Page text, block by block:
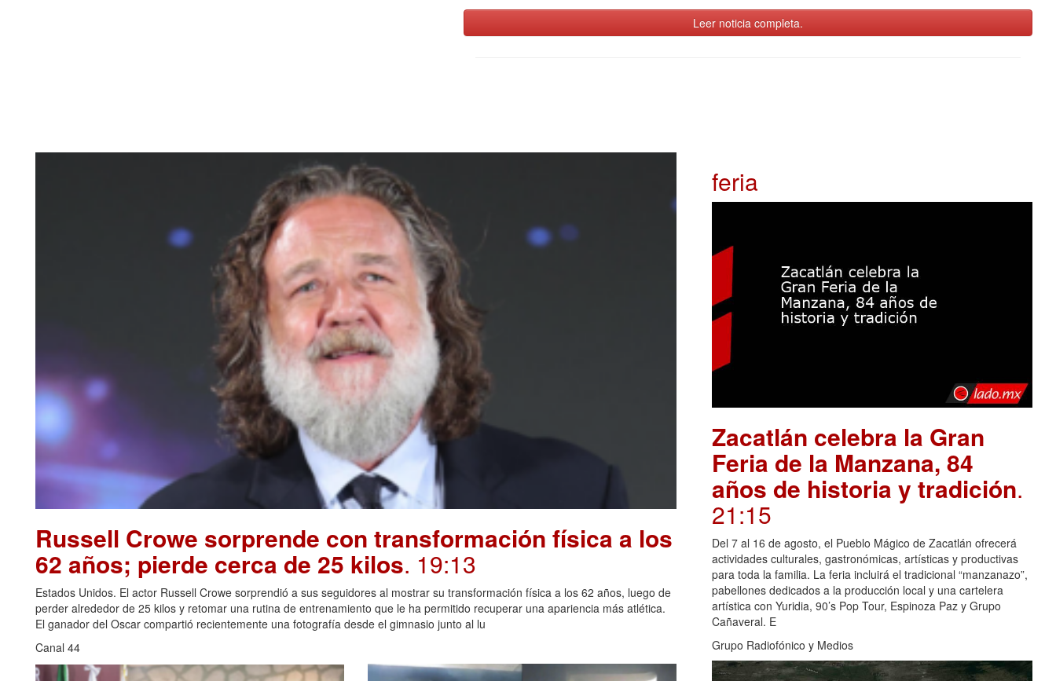
Leer noticia completa.
Russell Crowe sorprende con transformación física a los
62 años; pierde cerca de 25 kilos. 19:13
Estados Unidos. El actor Russell Crowe sorprendió a sus seguidores al mostrar su transformación física a los 62 años, luego de
perder alrededor de 25 kilos y retomar una rutina de entrenamiento que le ha permitido recuperar una apariencia más atlética.
El ganador del Oscar compartió recientemente una fotografía desde el gimnasio junto al lu
Canal 44
feria
Zacatlán celebra la Gran
Feria de la Manzana, 84
años de historia y tradición.
21:15
Del 7 al 16 de agosto, el Pueblo Mágico de Zacatlán ofrecerá
actividades culturales, gastronómicas, artísticas y productivas
para toda la familia. La feria incluirá el tradicional “manzanazo”,
pabellones dedicados a la producción local y una cartelera
artística con Yuridia, 90’s Pop Tour, Espinoza Paz y Grupo
Cañaveral. E
Grupo Radiofónico y Medios